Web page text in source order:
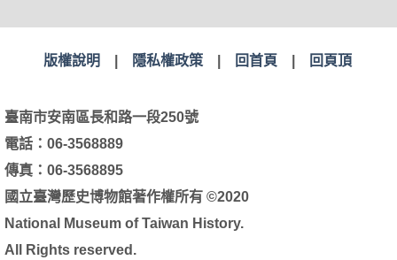
版權說明 隱私權政策| 回首頁 回頁頂
臺南市安南區長和路一段250號
電話：06-3568889
傳真：06-3568895
國立臺灣歷史博物館著作權所有 ©2020
National Museum of Taiwan History.
All Rights reserved.